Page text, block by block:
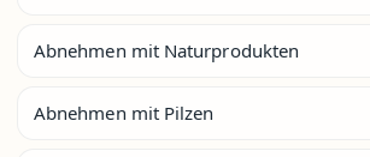
Abnehmen mit Naturprodukten
Abnehmen mit Pilzen